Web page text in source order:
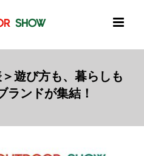
遊び方も、暮らしも
ランドが集結！